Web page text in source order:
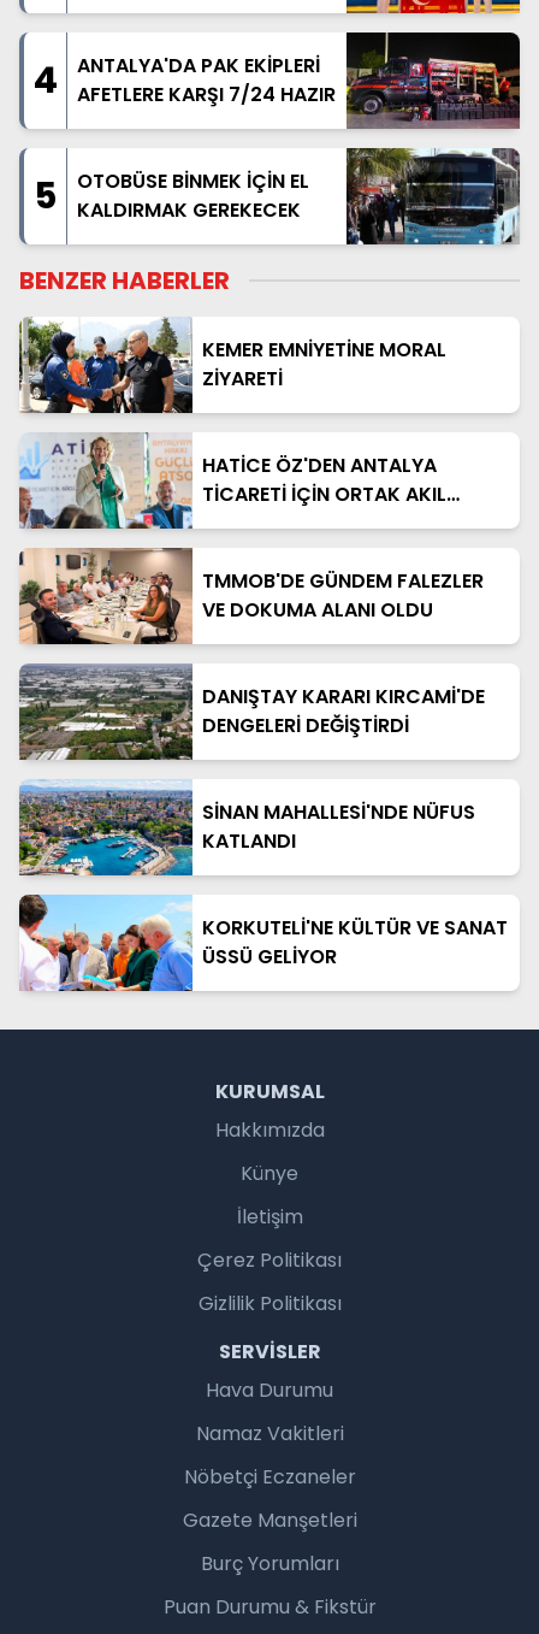
TAÇLANDIRDILAR
4
ANTALYA'DA PAK EKİPLERİ
AFETLERE KARŞI 7/24 HAZIR
5
OTOBÜSE BİNMEK İÇİN EL
KALDIRMAK GEREKECEK
BENZER HABERLER
KEMER EMNİYETİNE MORAL
ZİYARETİ
HATİCE ÖZ'DEN ANTALYA
TİCARETİ İÇİN ORTAK AKIL
MESAJI
TMMOB'DE GÜNDEM FALEZLER
VE DOKUMA ALANI OLDU
DANIŞTAY KARARI KIRCAMİ'DE
DENGELERİ DEĞİŞTİRDİ
SİNAN MAHALLESİ'NDE NÜFUS
KATLANDI
KORKUTELİ'NE KÜLTÜR VE SANAT
ÜSSÜ GELİYOR
KURUMSAL
Hakkımızda
Künye
İletişim
Çerez Politikası
Gizlilik Politikası
SERVISLER
Hava Durumu
Namaz Vakitleri
Nöbetçi Eczaneler
Gazete Manşetleri
Burç Yorumları
Puan Durumu & Fikstür